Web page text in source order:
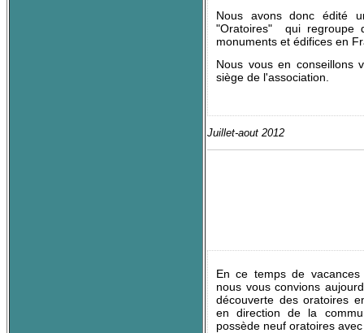
Nous avons donc édité
"Oratoires" qui regroupe
monuments et édifices en
Nous vous en conseillons
siège de l'association.
Juillet-aout 2012
En ce temps de
nous vous convions
découverte des oratoires
en direction de la
possède neuf oratoires